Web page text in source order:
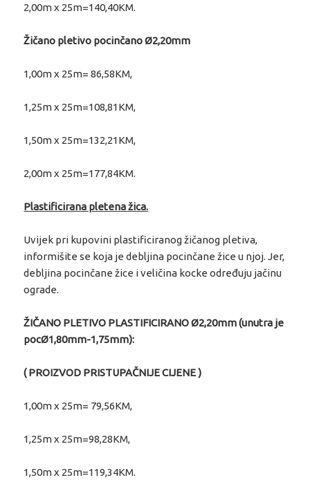
2,00m x 25m=140,40KM.
Žičano pletivo pocinčano Ø2,20mm
1,00m x 25m= 86,58KM,
1,25m x 25m=108,81KM,
1,50m x 25m=132,21KM,
2,00m x 25m=177,84KM.
Plastificirana pletena žica.
Uvijek pri kupovini plastificiranog žičanog pletiva,
informišite se koja je debljina pocinčane žice u njoj. Jer,
debljina pocinčane žice i veličina kocke određuju jačinu
ograde.
ŽIČANO PLETIVO PLASTIFICIRANO Ø2,20mm (unutra je
pocØ1,80mm-1,75mm):
( PROIZVOD PRISTUPAČNIJE CIJENE )
1,00m x 25m= 79,56KM,
1,25m x 25m=98,28KM,
1,50m x 25m=119,34KM.